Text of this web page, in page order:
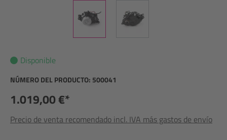
Disponible
NÚMERO DEL PRODUCTO: 500041
1.019,00 €*
Precio de venta recomendado incl. IVA más gastos de envío